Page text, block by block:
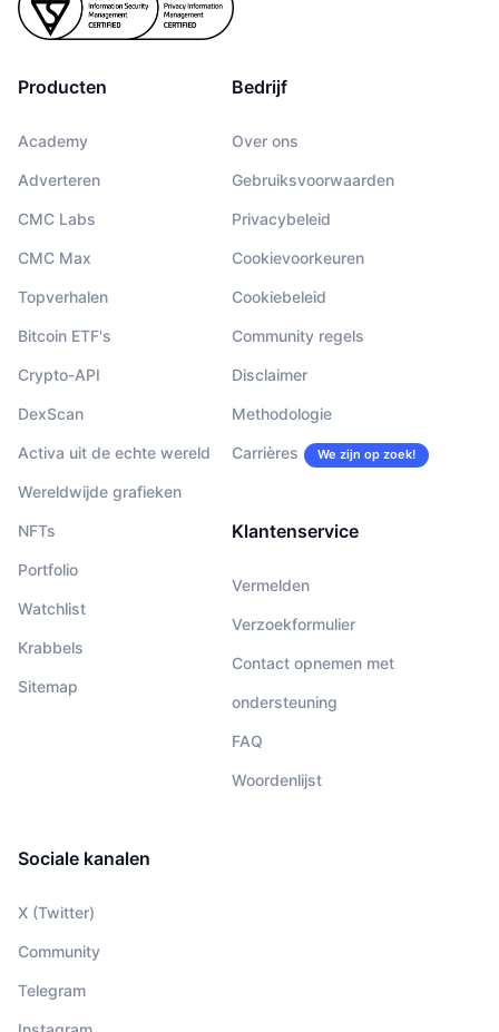
Producten
Academy
Adverteren
CMC Labs
CMC Max
Topverhalen
Bitcoin ETF's
Crypto-API
DexScan
Activa uit de echte wereld
Wereldwijde grafieken
NFTs
Portfolio
Watchlist
Krabbels
Sitemap
Bedrijf
Over ons
Gebruiksvoorwaarden
Privacybeleid
Cookievoorkeuren
Cookiebeleid
Community regels
Disclaimer
Methodologie
Carrières We zijn op zoek!
Klantenservice
Vermelden
Verzoekformulier
Contact opnemen met
ondersteuning
FAQ
Woordenlijst
Sociale kanalen
X (Twitter)
Community
Telegram